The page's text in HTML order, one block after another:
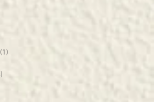
(1)
14 Αναρτήσεις